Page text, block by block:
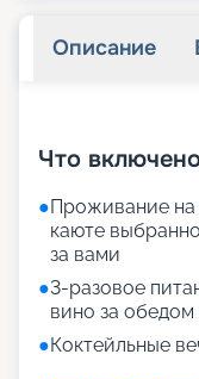
Описание
Что
●Проживание
каюте
за вами
●3-разовое
вино за
●Коктейльные